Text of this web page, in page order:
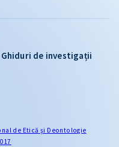
Ghiduri de investigații
de Etică și Deontologie